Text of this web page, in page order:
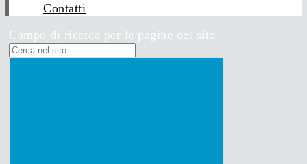
Contatti
Campo di ricerca per le pagine del sito